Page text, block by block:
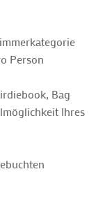
Person
Bag
Ihres